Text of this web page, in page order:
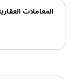
المعاملات